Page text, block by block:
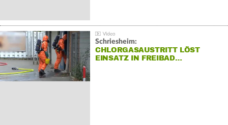
Schriesheim:
CHLORGASAUSTRITT LÖST
EINSATZ IN FREIBAD…